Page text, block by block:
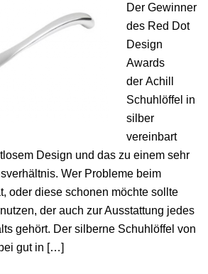
Der Gewinner
des Red Dot
Design
Awards
der Achill
Schuhlöffel in
silber
vereinbart
Design und das zu einem sehr
Wer Probleme beim
oder diese schonen möchte sollte
der auch zur Ausstattung jedes
gehört. Der silberne Schuhlöffel von
gut in […]